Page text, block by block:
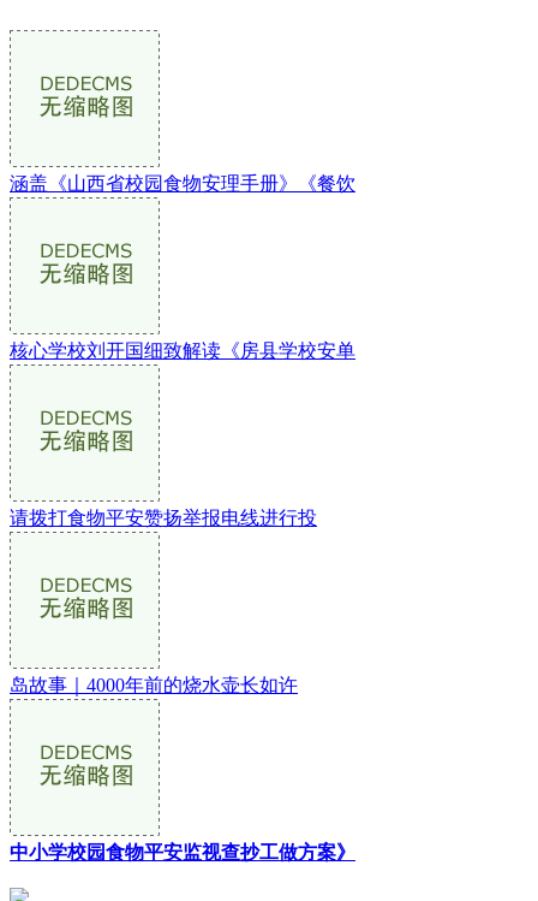
涵盖《山西省校园食物安理手册》《餐饮
核心学校刘开国细致解读《房县学校安单
请拨打食物平安赞扬举报电线进行投
岛故事｜4000年前的烧水壶长如许
中小学校园食物平安监视查抄工做方案》